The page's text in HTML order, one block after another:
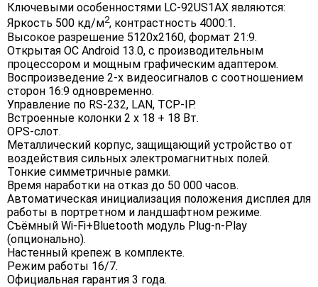
Ключевыми особенностями LC-92US1AX являются:
Яркость 500 кд/м2, контрастность 4000:1.
Высокое разрешение 5120х2160, формат 21:9.
Открытая ОС Android 13.0, c производительным
процессором и мощным графическим адаптером.
Воспроизведение 2-х видеосигналов с соотношением
сторон 16:9 одновременно.
Управление по RS-232, LAN, TCP-IP.
Встроенные колонки 2 х 18 + 18 Вт.
OPS-слот.
Металлический корпус, защищающий устройство от
воздействия сильных электромагнитных полей.
Тонкие симметричные рамки.
Время наработки на отказ до 50 000 часов.
Автоматическая инициализация положения дисплея для
работы в портретном и ландшафтном режиме.
Съёмный Wi-Fi+Bluetooth модуль Plug-n-Play
(опционально).
Настенный крепеж в комплекте.
Режим работы 16/7.
Официальная гарантия 3 года.